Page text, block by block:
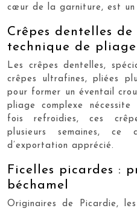
cœur de la garniture, est un
Crêpes dentelles
technique de
Les crêpes dentelles,
crêpes ultrafines, pliées
pour former un éventail
pliage complexe
fois refroidies, ces
plusieurs semaines,
d’exportation apprécié.
Ficelles picardes :
béchamel
Originaires de Picardie,